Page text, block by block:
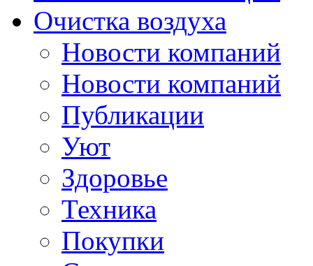
Очистка воздуха
Новости компаний
Новости компаний
Публикации
Уют
Здоровье
Техника
Покупки